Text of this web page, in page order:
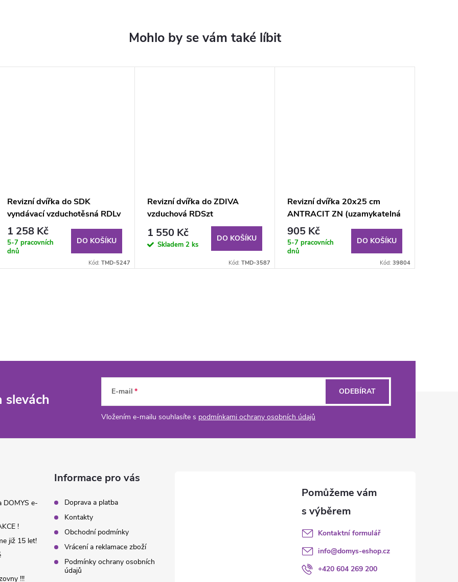
Revizní dvířka do SDK
vyndávací vzduchotěsná RDLv
500x500x12.5 mm GKBi US
(V)
1 258 Kč
5-7 pracovních
dnů
DO KOŠÍKU
Kód: TMD-5247
Revizní dvířka do ZDIVA
vzduchová RDSzt
400x400x12.5 mm GKB US
1 550 Kč
Skladem 2 ks
DO KOŠÍKU
Kód: TMD-3587
Revizní dvířka 20x25 cm
ANTRACIT ZN (uzamykatelná
na klíč)
905 Kč
5-7 pracovních
dnů
DO KOŠÍKU
Kód: 39804
slevách E-mail
Vložením e-mailu souhlasíte s podmínkami ochrany osobních údajů
ODEBÍRAT
DOMYS e-
!
již 15 let!
!!!
Informace pro vás
Doprava a platba
Kontakty
Obchodní podmínky
Vrácení a reklamace zboží
Podmínky ochrany osobních
údajů
Kontaktní formulář
info@domys-eshop.cz
+420 604 269 200